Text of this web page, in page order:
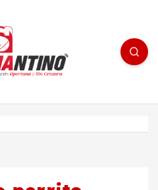
- medios/noticias/editorial